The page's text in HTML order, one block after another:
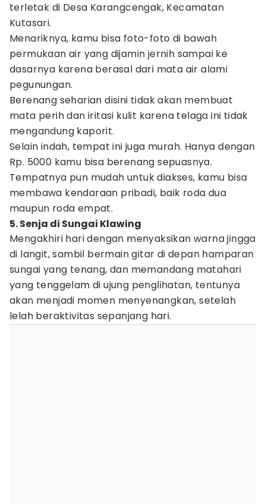
terletak di Desa Karangcengak, Kecamatan
Kutasari.
Menariknya, kamu bisa foto-foto di bawah
permukaan air yang dijamin jernih sampai ke
dasarnya karena berasal dari mata air alami
pegunungan.
Berenang seharian disini tidak akan membuat
mata perih dan iritasi kulit karena telaga ini tidak
mengandung kaporit.
Selain indah, tempat ini juga murah. Hanya dengan
Rp. 5000 kamu bisa berenang sepuasnya.
Tempatnya pun mudah untuk diakses, kamu bisa
membawa kendaraan pribadi, baik roda dua
maupun roda empat.
5. Senja di Sungai Klawing
Mengakhiri hari dengan menyaksikan warna jingga
di langit, sambil bermain gitar di depan hamparan
sungai yang tenang, dan memandang matahari
yang tenggelam di ujung penglihatan, tentunya
akan menjadi momen menyenangkan, setelah
lelah beraktivitas sepanjang hari.